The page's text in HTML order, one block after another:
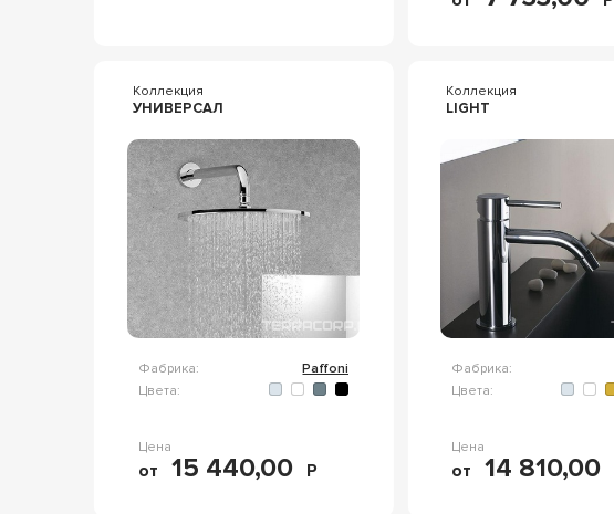
Коллекция
УНИВЕРСАЛ
Фабрика:
Paffoni
Цвета:
Цена
от 15 440,00 Р
Коллекция
LIGHT
Фабрика:
Цвета:
Цена
от 14 810,00